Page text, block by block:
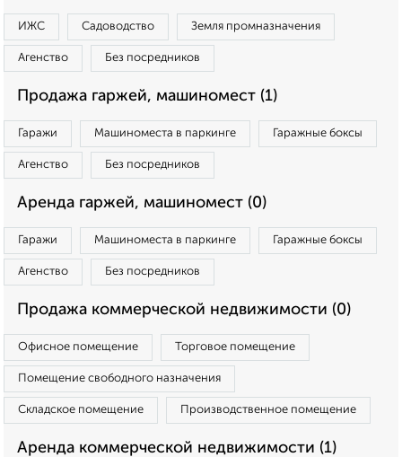
ИЖС Садоводство Земля промназначения
Агенство Без посредников
Продажа гаржей, машиномест (1)
Гаражи Машиноместа в паркинге Гаражные боксы
Агенство Без посредников
Аренда гаржей, машиномест (0)
Гаражи Машиноместа в паркинге Гаражные боксы
Агенство Без посредников
Продажа коммерческой недвижимости (0)
Офисное помещение Торговое помещение
Помещение свободного назначения
Складское помещение Производственное помещение
Аренда коммерческой недвижимости (1)